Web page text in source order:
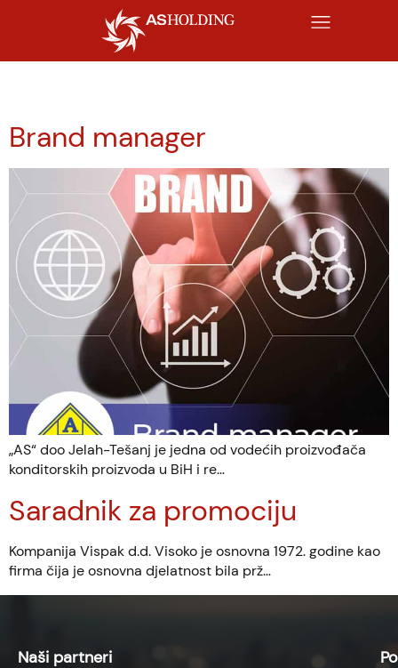
Brand manager
„AS“ doo Jelah-Tešanj je jedna od vodećih proizvođača
konditorskih proizvoda u BiH i re…
Saradnik za promociju
Kompanija Vispak d.d. Visoko je osnovna 1972. godine kao
firma čija je osnovna djelatnost bila prž…
Naši partneri